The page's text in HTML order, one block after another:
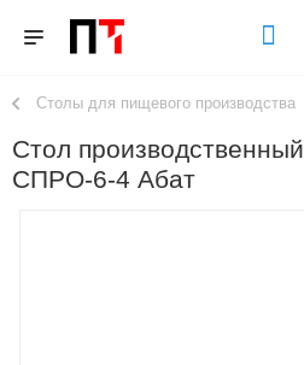
Столы для пищевого производства
Стол
СПРО-6-4 Абат